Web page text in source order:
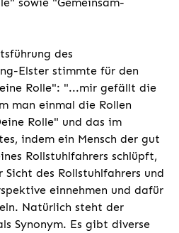
des
Elster stimmte für den
Rolle": "...mir gefällt die
man einmal die Rollen
Rolle" und das im
indem ein Mensch der gut
Rollstuhlfahrers schlüpft,
des Rollstuhlfahrers und
einnehmen und dafür
Natürlich steht der
Synonym. Es gibt diverse